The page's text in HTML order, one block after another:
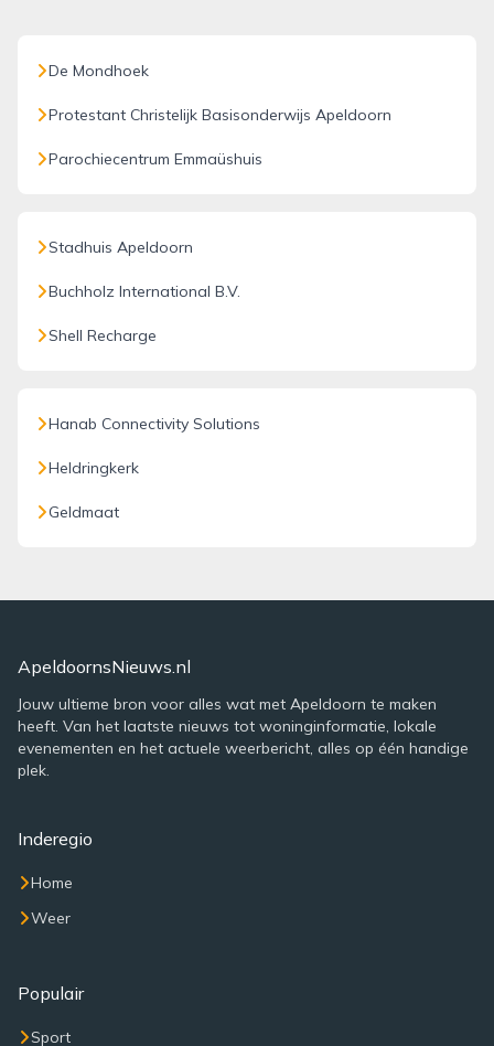
De Mondhoek
Protestant Christelijk Basisonderwijs Apeldoorn
Parochiecentrum Emmaüshuis
Stadhuis Apeldoorn
Buchholz International B.V.
Shell Recharge
Hanab Connectivity Solutions
Heldringkerk
Geldmaat
ApeldoornsNieuws.nl
Jouw ultieme bron voor alles wat met Apeldoorn te maken
heeft. Van het laatste nieuws tot woninginformatie, lokale
evenementen en het actuele weerbericht, alles op één handige
plek.
Inderegio
Home
Weer
Populair
Sport